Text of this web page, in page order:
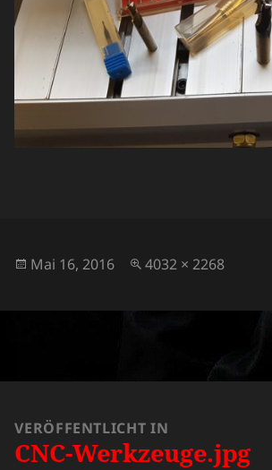
Veröffentlicht
Mai 16, 2016 Originalgröße
4032 × 2268
VERÖFFENTLICHT IN
CNC-Werkzeuge.jpg